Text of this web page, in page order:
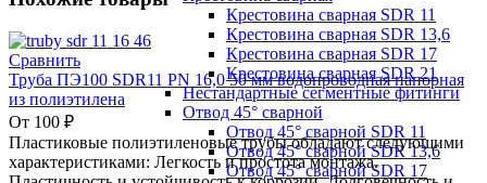
Крестовина сварная SDR 11
Крестовина сварная SDR 13,6
Крестовина сварная SDR 17
Крестовина сварная SDR 21
Нестандартные сегментные фитинги
Отвод 45° сварной
Отвод 45° сварной SDR 11
Отвод 45° сварной SDR 13,6
Отвод 45° сварной SDR 17
Сравнить
Труба ПЭ100 SDR11 PN 16,0 50 мм водопроводная напорная
из полиэтилена
От 100 ₽
Пластиковые полиэтиленовые трубы обладают следующими
характеристиками: Легкость и простота монтажа.